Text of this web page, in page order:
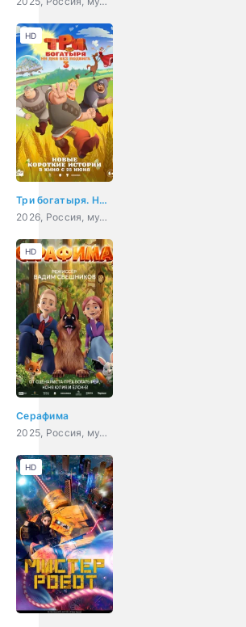
Три богатыря. Ни дня без подвига 3
2026, Россия, мультфильм, приключения, фэнтези, семейный
HD
Серафима
2025, Россия, мультфильм, семейный
HD
HD